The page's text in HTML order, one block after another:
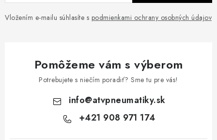
Vložením e-mailu súhlasíte s podmienkami ochrany osobných údajov
Pomôžeme vám s výberom
Potrebujete s niečím poradiť? Sme tu pre vás!
info@atvpneumatiky.sk
+421 908 971 174